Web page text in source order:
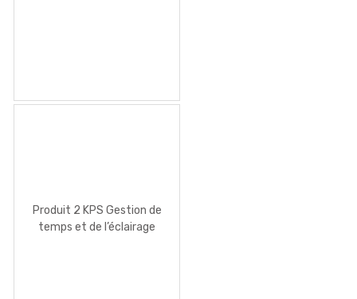
Produit 2 KPS Gestion de
temps et de l’éclairage